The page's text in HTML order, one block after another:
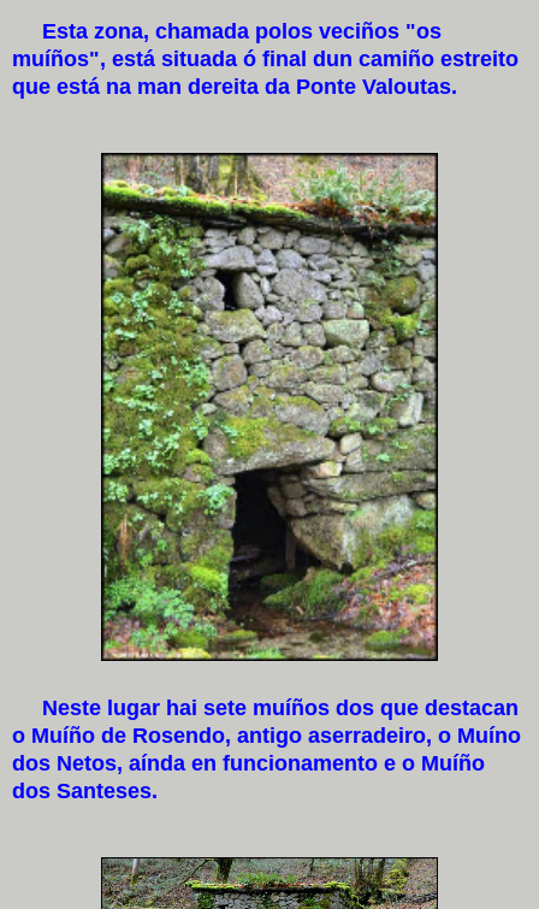
Esta zona, chamada polos veciños "os
muíños", está situada ó final dun camiño estreito
que está na man dereita da Ponte Valoutas.
Neste lugar hai sete muíños dos que destacan
o Muíño de Rosendo, antigo aserradeiro, o Muíno
dos Netos, aínda en funcionamento e o Muíño
dos Santeses.